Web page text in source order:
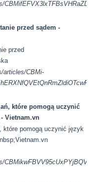
przed sądem -
przed
articles/CBMi-
które pomogą uczynić
Vietnam.vn
które pomogą uczynić język